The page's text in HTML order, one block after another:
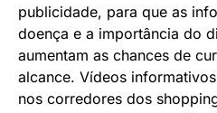
publicidade, para que as
doença e a importância do
aumentam as chances de
alcance. Vídeos
nos corredores dos